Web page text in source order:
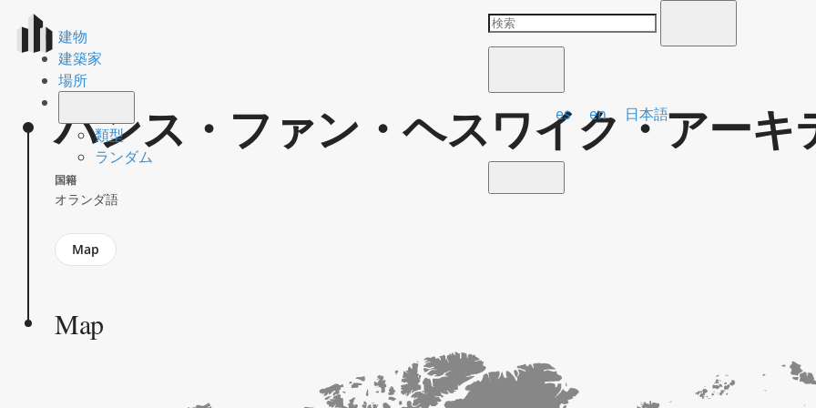
建物
建築家
場所
類型
ランダム
es en 日本語
ハンス・ファン・ヘスワイク・アーキ
国籍
オランダ語
Jump
to
Map
Map